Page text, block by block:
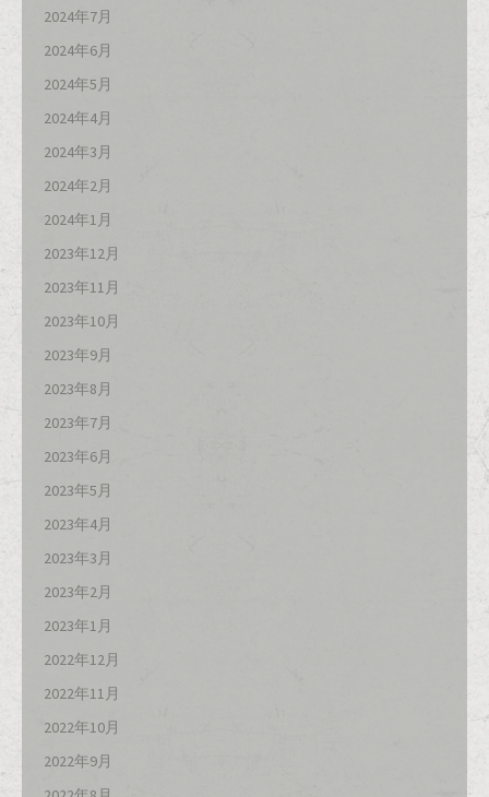
2024年7月
2024年6月
2024年5月
2024年4月
2024年3月
2024年2月
2024年1月
2023年12月
2023年11月
2023年10月
2023年9月
2023年8月
2023年7月
2023年6月
2023年5月
2023年4月
2023年3月
2023年2月
2023年1月
2022年12月
2022年11月
2022年10月
2022年9月